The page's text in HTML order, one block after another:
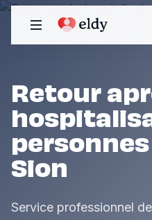
Retour
personnes
Sion
Service professionnel